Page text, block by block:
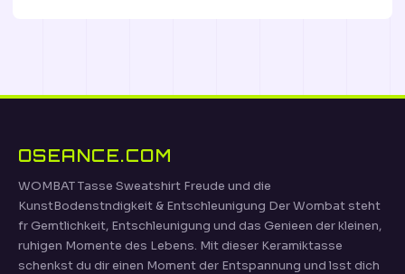
OSEANCE.COM
WOMBAT Tasse Sweatshirt Freude und die
KunstBodenstndigkeit & Entschleunigung Der Wombat steht
fr Gemtlichkeit, Entschleunigung und das Genieen der kleinen,
ruhigen Momente des Lebens. Mit dieser Keramiktasse
schenkst du dir einen Moment der Entspannung und lsst dich